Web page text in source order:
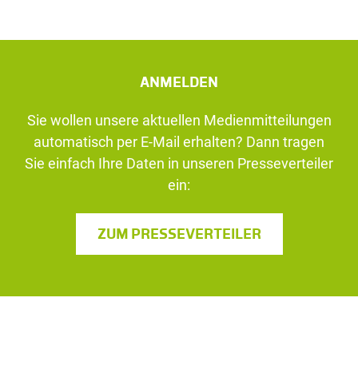
ANMELDEN
Sie wollen unsere aktuellen Medienmitteilungen
automatisch per E-Mail erhalten? Dann tragen
Sie einfach Ihre Daten in unseren Presseverteiler
ein:
ZUM PRESSEVERTEILER